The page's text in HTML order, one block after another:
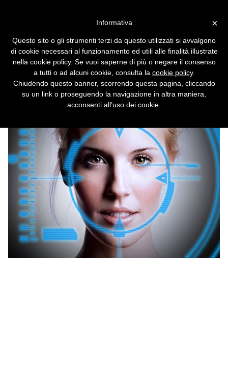
ingannare da una foto
Basta un'immagine presa da Facebook per
aggirare il riconoscimento facciale dell'ultimo
phablet di Samsung.
×
Informativa
Questo sito o gli strumenti terzi da questo utilizzati si avvalgono
di cookie necessari al funzionamento ed utili alle finalità illustrate
nella cookie policy. Se vuoi saperne di più o negare il consenso
a tutti o ad alcuni cookie, consulta la cookie policy.
Chiudendo questo banner, scorrendo questa pagina, cliccando
su un link o proseguendo la navigazione in altra maniera,
acconsenti all’uso dei cookie.